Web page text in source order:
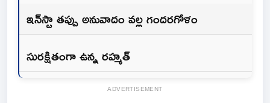
ఇన్‌స్టా తప్పు అనువాదం వల్ల గందరగోళం
సురక్షితంగా ఉన్న రహ్మత్‌
ADVERTISEMENT